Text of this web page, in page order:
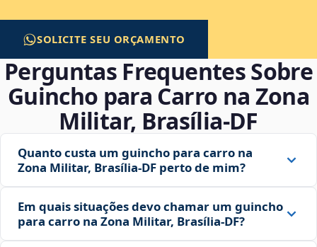
SOLICITE SEU ORÇAMENTO
Perguntas Frequentes Sobre
Guincho para Carro na Zona
Militar, Brasília‑DF
Quanto custa um guincho para carro na
Zona Militar, Brasília‑DF perto de mim?
Em quais situações devo chamar um guincho
para carro na Zona Militar, Brasília‑DF?